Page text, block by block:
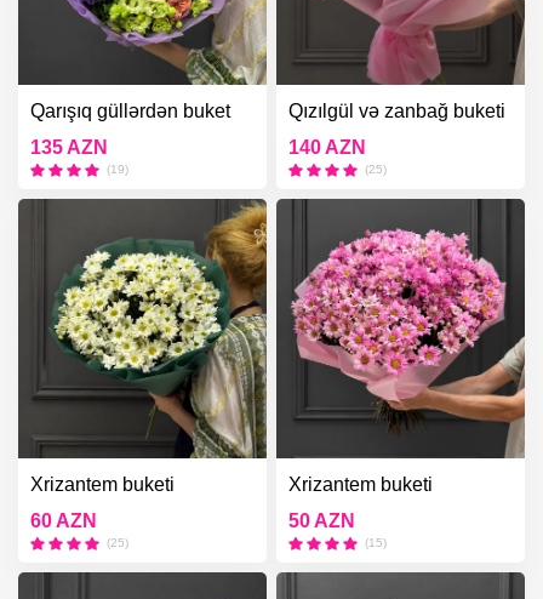
Qarışıq güllərdən buket
135 AZN
(19)
Qızılgül və zanbağ buketi
140 AZN
(25)
Xrizantem buketi
60 AZN
(25)
Xrizantem buketi
50 AZN
(15)